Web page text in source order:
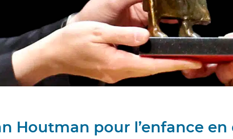
Houtman pour l’enfance